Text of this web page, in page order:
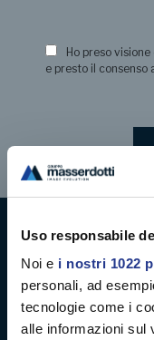
Uso responsabile
Noi e i nostri 1022
personali, ad
tecnologie come i
alle informazioni sul
Ho preso visione
e presto il